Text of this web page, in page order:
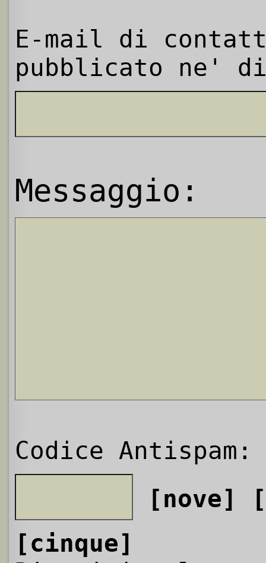
E-mail di
pubblicato ne'
Messaggio:
Codice Antispam:
[nove]
[cinque]